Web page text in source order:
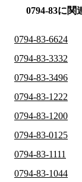
0794-83に関
0794-83-6624
0794-83-3332
0794-83-3496
0794-83-1222
0794-83-1200
0794-83-0125
0794-83-1111
0794-83-1044